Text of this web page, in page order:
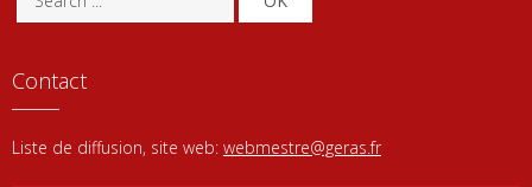
Contact
Liste de diffusion, site web: webmestre@geras.fr